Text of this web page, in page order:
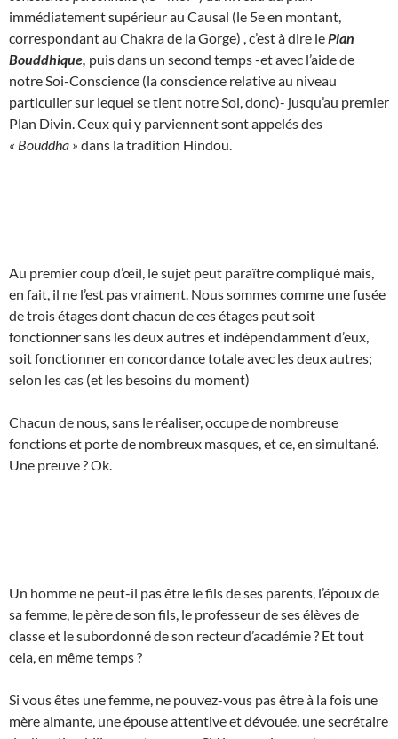
immédiatement supérieur au Causal (le 5e en montant,
correspondant au Chakra de la Gorge) , c’est à dire le Plan
Bouddhique, puis dans un second temps -et avec l’aide de
notre Soi-Conscience (la conscience relative au niveau
particulier sur lequel se tient notre Soi, donc)- jusqu’au premier
Plan Divin. Ceux qui y parviennent sont appelés des
« Bouddha » dans la tradition Hindou.
Au premier coup d’œil, le sujet peut paraître compliqué mais,
en fait, il ne l’est pas vraiment. Nous sommes comme une fusée
de trois étages dont chacun de ces étages peut soit
fonctionner sans les deux autres et indépendamment d’eux,
soit fonctionner en concordance totale avec les deux autres;
selon les cas (et les besoins du moment)
Chacun de nous, sans le réaliser, occupe de nombreuse
fonctions et porte de nombreux masques, et ce, en simultané.
Une preuve ? Ok.
Un homme ne peut-il pas être le fils de ses parents, l’époux de
sa femme, le père de son fils, le professeur de ses élèves de
classe et le subordonné de son recteur d’académie ? Et tout
cela, en même temps ?
Si vous êtes une femme, ne pouvez-vous pas être à la fois une
mère aimante, une épouse attentive et dévouée, une secrétaire